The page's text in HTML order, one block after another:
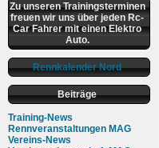
Zu unseren Trainingsterminen
freuen wir uns über jeden Rc-
Car Fahrer mit einen Elektro
Auto.
Rennkalender Nord
Beiträge
Training-News
Rennveranstaltungen MAG
Vereins-News